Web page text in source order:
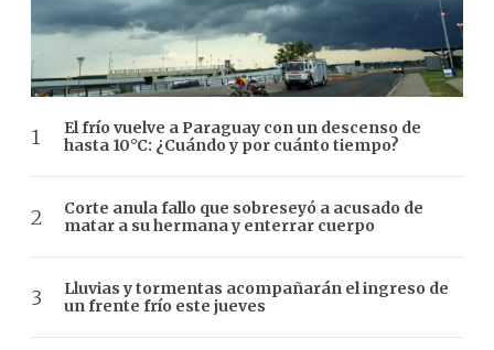
El frío vuelve a Paraguay con un descenso de
hasta 10°C: ¿Cuándo y por cuánto tiempo?
Corte anula fallo que sobreseyó a acusado de
matar a su hermana y enterrar cuerpo
Lluvias y tormentas acompañarán el ingreso de
un frente frío este jueves